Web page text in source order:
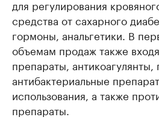
для регулирования
средства от сахарного
гормоны, анальгетики. В
объемам продаж также
препараты, антикоагулянты,
антибактериальные
использования, а также
препараты.